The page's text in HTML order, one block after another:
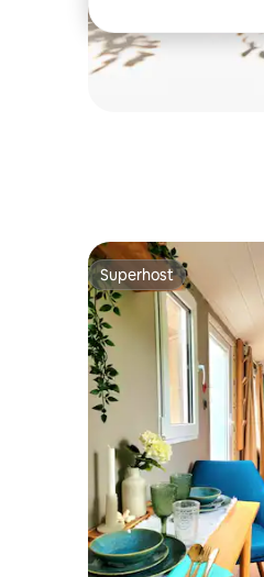
Superhost
Superhost